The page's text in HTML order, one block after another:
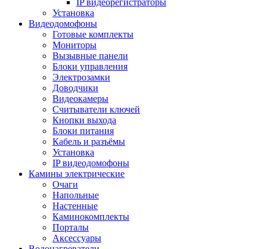
IP видеорегистраторы
Установка
Видеодомофоны
Готовые комплекты
Мониторы
Вызывные панели
Блоки управления
Электрозамки
Доводчики
Видеокамеры
Считыватели ключей
Кнопки выхода
Блоки питания
Кабель и разъёмы
Установка
IP видеодомофоны
Камины электрические
Очаги
Напольные
Настенные
Каминокомплекты
Порталы
Аксессуары